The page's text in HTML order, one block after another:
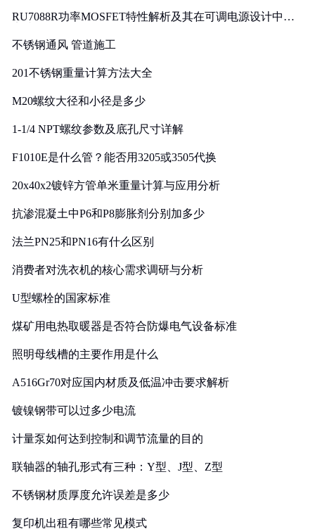
RU7088R功率MOSFET特性解析及其在可调电源设计中的
不锈钢通风 管道施工
201不锈钢重量计算方法大全
M20螺纹大径和小径是多少
1-1/4 NPT螺纹参数及底孔尺寸详解
F1010E是什么管？能否用3205或3505代换
20x40x2镀锌方管单米重量计算与应用分析
抗渗混凝土中P6和P8膨胀剂分别加多少
法兰PN25和PN16有什么区别
消费者对洗衣机的核心需求调研与分析
U型螺栓的国家标准
煤矿用电热取暖器是否符合防爆电气设备标准
照明母线槽的主要作用是什么
A516Gr70对应国内材质及低温冲击要求解析
镀镍钢带可以过多少电流
计量泵如何达到控制和调节流量的目的
联轴器的轴孔形式有三种：Y型、J型、Z型
不锈钢材质厚度允许误差是多少
复印机出租有哪些常见模式